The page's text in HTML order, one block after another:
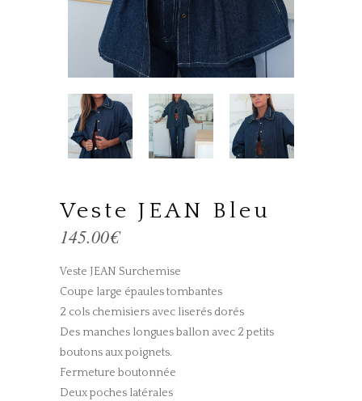
Veste JEAN Bleu
145.00€
Veste JEAN Surchemise
Coupe large épaules tombantes
2 cols chemisiers avec liserés dorés
Des manches longues ballon avec 2 petits
boutons aux poignets.
Fermeture boutonnée
Deux poches latérales